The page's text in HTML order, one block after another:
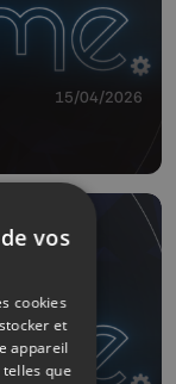
15/04/2026
vos
cookies
et
appareil
que